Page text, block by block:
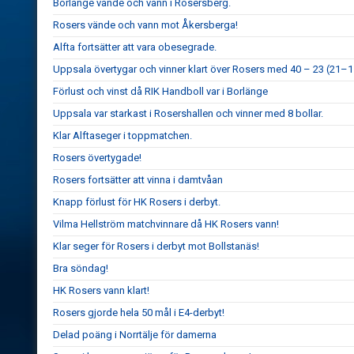
Borlänge vände och vann i Rosersberg.
Rosers vände och vann mot Åkersberga!
Alfta fortsätter att vara obesegrade.
Uppsala övertygar och vinner klart över Rosers med 40 – 23
Förlust och vinst då RIK Handboll var i Borlänge
Uppsala var starkast i Rosershallen och vinner med 8 bollar.
Klar Alftaseger i toppmatchen.
Rosers övertygade!
Rosers fortsätter att vinna i damtvåan
Knapp förlust för HK Rosers i derbyt.
Vilma Hellström matchvinnare då HK Rosers vann!
Klar seger för Rosers i derbyt mot Bollstanäs!
Bra söndag!
HK Rosers vann klart!
Rosers gjorde hela 50 mål i E4-derbyt!
Delad poäng i Norrtälje för damerna